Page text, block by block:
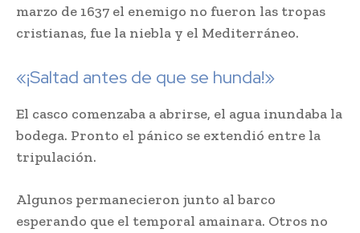
marzo de 1637 el enemigo no fueron las tropas
cristianas, fue la niebla y el Mediterráneo.
«¡Saltad antes de que se hunda!»
El casco comenzaba a abrirse, el agua inundaba la
bodega. Pronto el pánico se extendió entre la
tripulación.
Algunos permanecieron junto al barco
esperando que el temporal amainara. Otros no